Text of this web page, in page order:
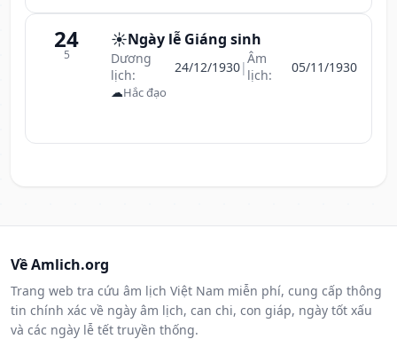
24
5
☀️Ngày lễ Giáng sinh
Dương
lịch:
24/12/1930|Âm
lịch:
05/11/1930
☁Hắc đạo
Về Amlich.org
Trang web tra cứu âm lịch Việt Nam miễn phí, cung cấp thông
tin chính xác về ngày âm lịch, can chi, con giáp, ngày tốt xấu
và các ngày lễ tết truyền thống.